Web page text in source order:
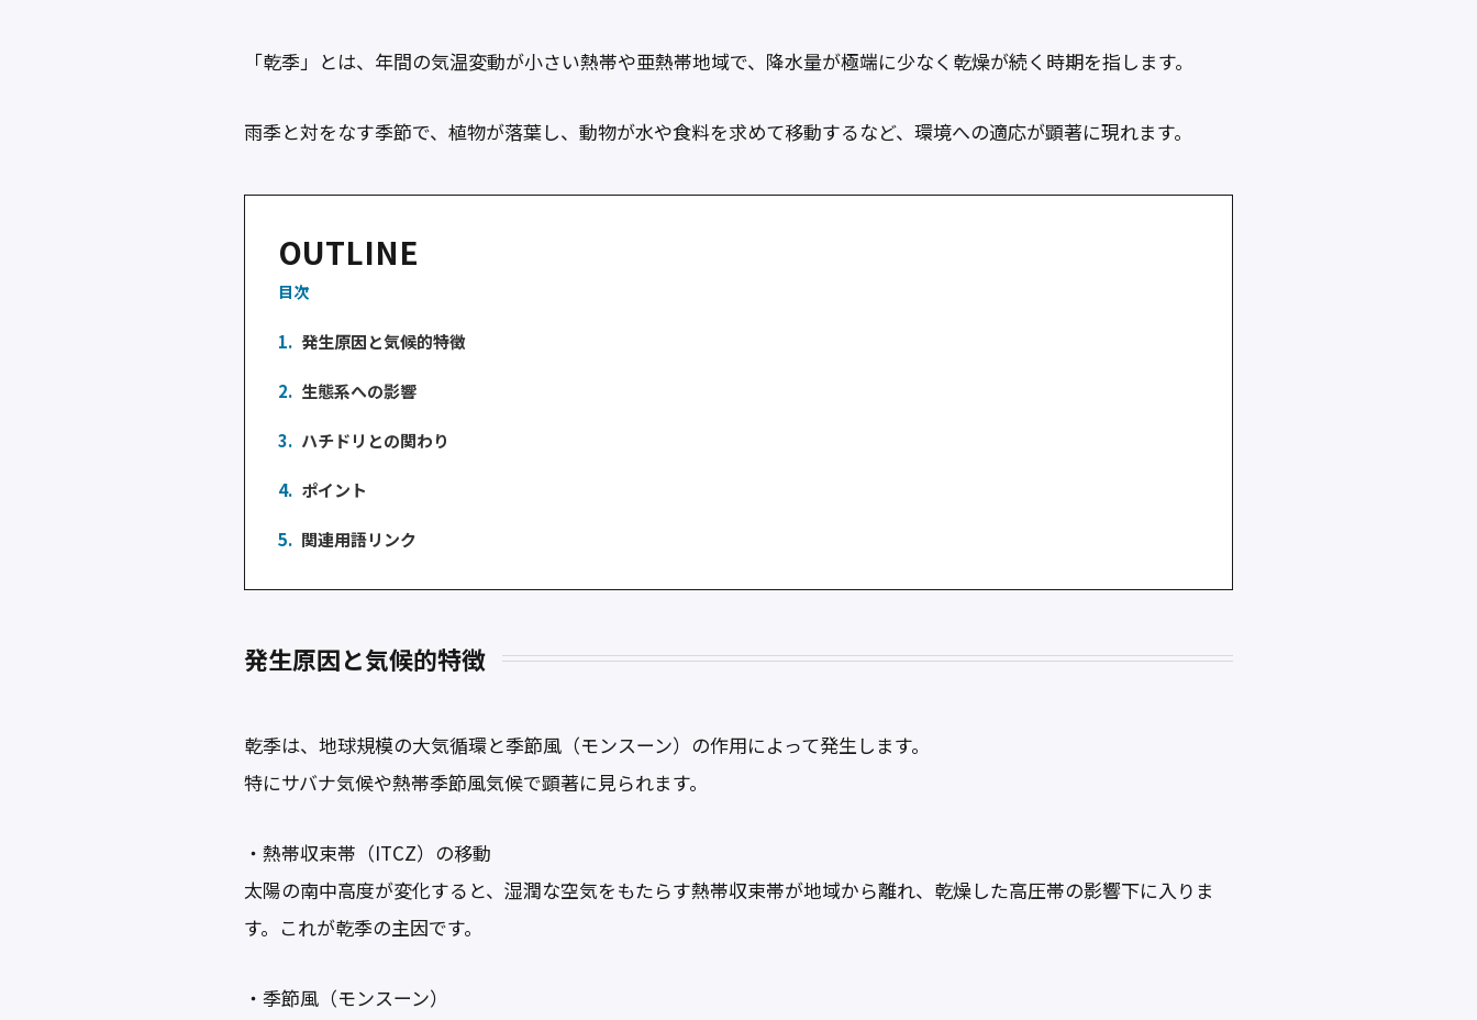
「乾季」とは、年間の気温変動が小さい熱帯や亜熱帯地域で、降水量が極端に少なく乾燥が続く時期を指します。
雨季と対をなす季節で、植物が落葉し、動物が水や食料を求めて移動するなど、環境への適応が顕著に現れます。
OUTLINE
目次
1. 発生原因と気候的特徴
2. 生態系への影響
3. ハチドリとの関わり
4. ポイント
5. 関連用語リンク
発生原因と気候的特徴
乾季は、地球規模の大気循環と季節風（モンスーン）の作用によって発生します。
特にサバナ気候や熱帯季節風気候で顕著に見られます。
・熱帯収束帯（ITCZ）の移動
太陽の南中高度が変化すると、湿潤な空気をもたらす熱帯収束帯が地域から離れ、乾燥した高圧帯の影響下に入りま
す。これが乾季の主因です。
・季節風（モンスーン）